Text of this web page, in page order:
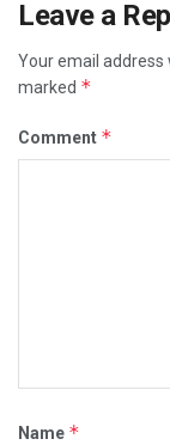
Leave a
Your email address
marked *
Comment *
Name *